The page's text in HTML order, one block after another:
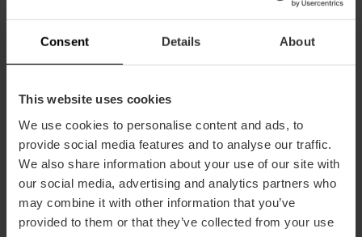
Consent Details About
This website uses cookies
We use cookies to personalise content and ads, to
provide social media features and to analyse our traffic.
We also share information about your use of our site with
our social media, advertising and analytics partners who
may combine it with other information that you’ve
provided to them or that they’ve collected from your use
Activar mapa
Cómo llegar